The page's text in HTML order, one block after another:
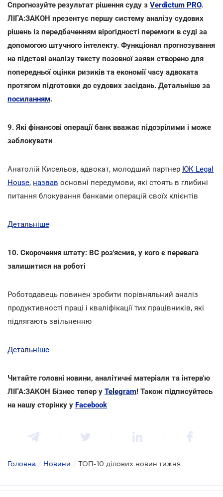
Спрогнозуйте результат рішення суду з Verdictum PRO.
ЛІГА:ЗАКОН презентує першу систему аналізу судових
рішень із передбаченням вірогідності перемоги в суді за
допомогою штучного інтелекту. Функціонал прогнозування
на підставі аналізу тексту позовної заяви створено для
попередньої оцінки ризиків та економії часу адвоката
протягом підготовки до судових засідань. Детальніше за
посиланням.
9. Які фінансові операції банк вважає підозрілими і може
заблокувати
Анатолій Кисельов, адвокат, молодший партнер ЮК Legal
House, назвав основні передумови, які стоять в глибині
питання блокування банками операцій своїх клієнтів
Детальніше
10. Скорочення штату: ВС роз'яснив, у кого є перевага
залишитися на роботі
Роботодавець повинен зробити порівняльний аналіз
продуктивності праці і кваліфікації тих працівників, які
підлягають звільненню
Детальніше
Читайте головні новини, аналітичні матеріали та інтерв'ю
ЛІГА:ЗАКОН Бізнес тепер у Telegram! Також підписуйтесь
на нашу сторінку у Facebook
Головна / Новини / ТОП-10 ділових новин тижня